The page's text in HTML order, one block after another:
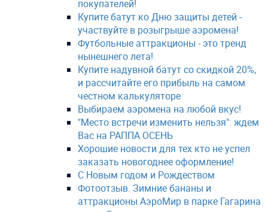
покупателей!
Купите батут ко Дню защиты детей -
участвуйте в розыгрыше аэромена!
Футбольные аттракционы - это тренд
нынешнего лета!
Купите надувной батут со скидкой 20%,
и рассчитайте его прибыль на самом
честном калькуляторе
Выбираем аэромена на любой вкус!
"Место встречи изменить нельзя": ждем
Вас на РАППА ОСЕНЬ
Хорошие новости для тех кто не успел
заказать новогоднее оформление!
С Новым годом и Рождеством
Фотоотзыв. Зимние бананы и
аттракционы АэроМир в парке Гагарина